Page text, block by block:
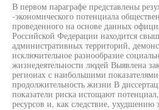
В первом параграфе представлены
-экономического потенциала
проведенного на основе данных
Российской Федерации находится
административных территорий,
исключительное разнообразие
жизнедеятельности людей Выявлена
регионах с наибольшими
продолжительность жизни В
показатели риска истощают
ресурсов и, как следствие, ухудшению